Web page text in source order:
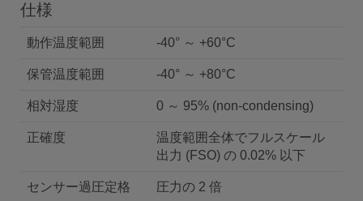
仕様
動作温度範囲 -40° ～ +60°C
保管温度範囲 -40° ～ +80°C
相対湿度 0 ～ 95% (non-condensing)
正確度
温度範囲全体でフルスケール
出力 (FSO) の 0.02% 以下
センサー過圧定格 圧力の 2 倍